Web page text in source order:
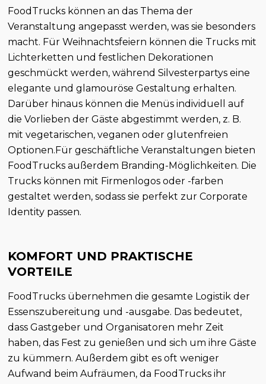
FoodTrucks können an das Thema der
Veranstaltung angepasst werden, was sie besonders
macht. Für Weihnachtsfeiern können die Trucks mit
Lichterketten und festlichen Dekorationen
geschmückt werden, während Silvesterpartys eine
elegante und glamouröse Gestaltung erhalten.
Darüber hinaus können die Menüs individuell auf
die Vorlieben der Gäste abgestimmt werden, z. B.
mit vegetarischen, veganen oder glutenfreien
Optionen.Für geschäftliche Veranstaltungen bieten
FoodTrucks außerdem Branding-Möglichkeiten. Die
Trucks können mit Firmenlogos oder -farben
gestaltet werden, sodass sie perfekt zur Corporate
Identity passen.
KOMFORT UND PRAKTISCHE
VORTEILE
FoodTrucks übernehmen die gesamte Logistik der
Essenszubereitung und -ausgabe. Das bedeutet,
dass Gastgeber und Organisatoren mehr Zeit
haben, das Fest zu genießen und sich um ihre Gäste
zu kümmern. Außerdem gibt es oft weniger
Aufwand beim Aufräumen, da FoodTrucks ihr